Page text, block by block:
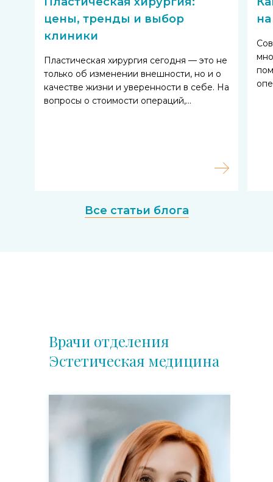
цены, тренды и выбор
клиники
Пластическая хирургия сегодня — это не
только об изменении внешности, но и о
качестве жизни и уверенности в себе. На
вопросы о стоимости операций,…
Все статьи блога
Врачи отделения
Эстетическая медицина